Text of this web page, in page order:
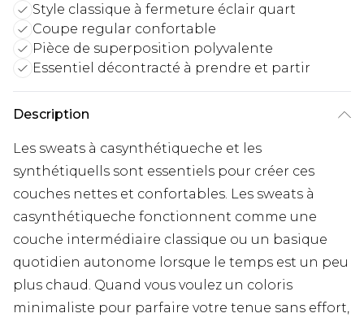
Style classique à fermeture éclair quart
Coupe regular confortable
Pièce de superposition polyvalente
Essentiel décontracté à prendre et partir
Description
Les sweats à casynthétiqueche et les
synthétiquells sont essentiels pour créer ces
couches nettes et confortables. Les sweats à
casynthétiqueche fonctionnent comme une
couche intermédiaire classique ou un basique
quotidien autonome lorsque le temps est un peu
plus chaud. Quand vous voulez un coloris
minimaliste pour parfaire votre tenue sans effort,